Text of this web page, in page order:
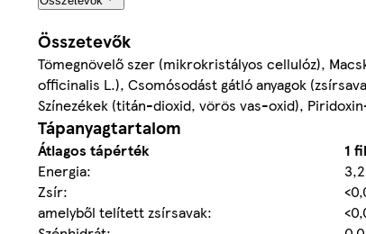
Összetevők
Tömegnövelő szer (mikrokristályos cellulóz),
officinalis L.), Csomósodást gátló anyagok
Színezékek (titán-dioxid, vörös vas-oxid),
Tápanyagtartalom
Átlagos tápérték 1
Energia:
Zsír:
amelyből telített zsírsavak: